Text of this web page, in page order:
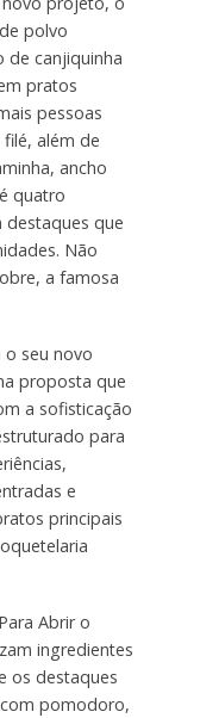
polvo
de canjiquinha
pratos
pessoas
além de
ancho
quatro
que
Não
a famosa
o seu novo
proposta que
a sofisticação
para
e
principais
Abrir o
ingredientes
os destaques
com pomodoro,